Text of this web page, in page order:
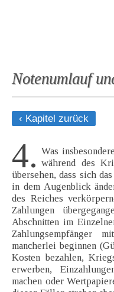
Notenumlauf
‹ Kapitel zurück
4. Was
während des
übersehen, dass sich
in dem Augenblick
des Reiches
Zahlungen
Abschnitten im
Zahlungsempfänger
mancherlei beginnen
Kosten bezahlen,
erwerben,
machen oder